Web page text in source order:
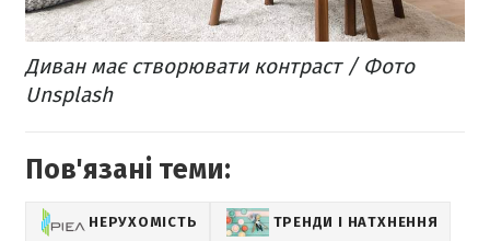
Диван має створювати контраст / Фото
Unsplash
Пов'язані теми:
НЕРУХОМІСТЬ ТРЕНДИ І НАТХНЕННЯ